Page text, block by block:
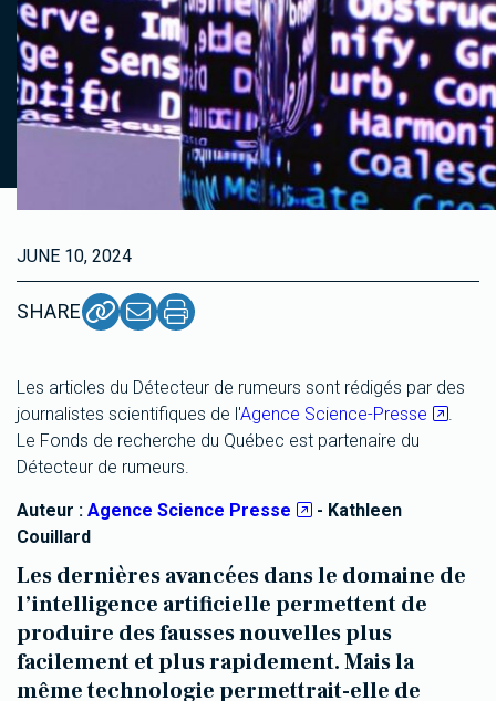
JUNE 10, 2024
SHARE
Les articles du Détecteur de rumeurs sont rédigés par des
journalistes scientifiques de l'Agence Science-Presse
.
Le Fonds de recherche du Québec est partenaire du
Détecteur de rumeurs.
Auteur : Agence Science Presse
- Kathleen
Couillard
Les dernières avancées dans le domaine de
l’intelligence artificielle permettent de
produire des fausses nouvelles plus
facilement et plus rapidement. Mais la
même technologie permettrait-elle de